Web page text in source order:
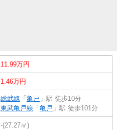
11.99万円
1.46万円
総武線 「 亀戸 」駅 徒歩10分
東武亀戸線 「 亀戸 」駅 徒歩101分
-(27.27㎡)